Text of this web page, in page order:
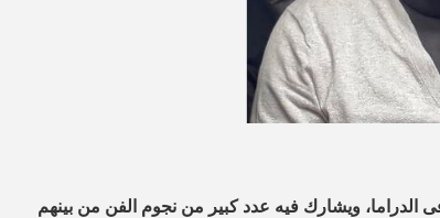
ويشارك فيه عدد كبير من نجوم الفن من بينهم